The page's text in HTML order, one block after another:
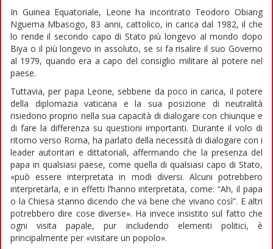
In Guinea Equatoriale, Leone ha incontrato Teodoro Obiang
Nguema Mbasogo, 83 anni, cattolico, in carica dal 1982, il che
lo rende il secondo capo di Stato più longevo al mondo dopo
Biya o il più longevo in assoluto, se si fa risalire il suo Governo
al 1979, quando era a capo del consiglio militare al potere nel
paese.
Tuttavia, per papa Leone, sebbene da poco in carica, il potere
della diplomazia vaticana e la sua posizione di neutralità
risiedono proprio nella sua capacità di dialogare con chiunque e
di fare la differenza su questioni importanti. Durante il volo di
ritorno verso Roma, ha parlato della necessità di dialogare con i
leader autoritari e dittatoriali, affermando che la presenza del
papa in qualsiasi paese, come quella di qualsiasi capo di Stato,
«può essere interpretata in modi diversi. Alcuni potrebbero
interpretarla, e in effetti l’hanno interpretata, come: “Ah, il papa
o la Chiesa stanno dicendo che va bene che vivano così”. E altri
potrebbero dire cose diverse». Ha invece insistito sul fatto che
ogni visita papale, pur includendo elementi politici, è
principalmente per «visitare un popolo».